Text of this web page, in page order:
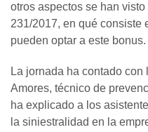
otros aspectos se han
231/2017, en qué consiste
pueden optar a este bonus.
La jornada ha contado con
Amores, técnico de
ha explicado a los
la siniestralidad en la